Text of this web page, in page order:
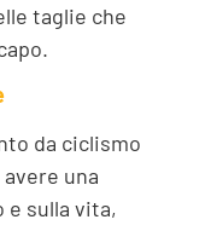
taglie che
da ciclismo
una
sulla vita,